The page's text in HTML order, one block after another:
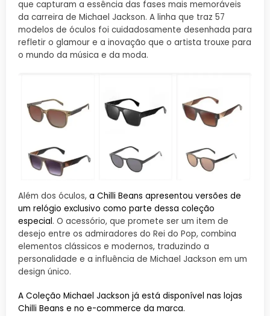
que capturam a essência das fases mais memoráveis
da carreira de Michael Jackson. A linha que traz 57
modelos de óculos foi cuidadosamente desenhada para
refletir o glamour e a inovação que o artista trouxe para
o mundo da música e da moda.
Além dos óculos, a Chilli Beans apresentou versões de
um relógio exclusivo como parte dessa coleção
especial. O acessório, que promete ser um item de
desejo entre os admiradores do Rei do Pop, combina
elementos clássicos e modernos, traduzindo a
personalidade e a influência de Michael Jackson em um
design único.
A Coleção Michael Jackson já está disponível nas lojas
Chilli Beans e no e-commerce da marca.